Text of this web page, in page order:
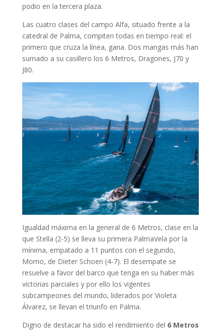
podio en la tercera plaza.
Las cuatro clases del campo Alfa, situado frente a la
catedral de Palma, compiten todas en tiempo real: el
primero que cruza la línea, gana. Dos mangas más han
sumado a su casillero los 6 Metros, Dragones, J70 y
J80.
Igualdad máxima en la general de 6 Metros, clase en la
que Stella (2-5) se lleva su primera PalmaVela por la
mínima, empatado a 11 puntos con el segundo,
Momo, de Dieter Schoen (4-7). El desempate se
resuelve a favor del barco que tenga en su haber más
victorias parciales y por ello los vigentes
subcampeones del mundo, liderados por Violeta
Álvarez, se llevan el triunfo en Palma.
Digno de destacar ha sido el rendimiento del 6 Metros